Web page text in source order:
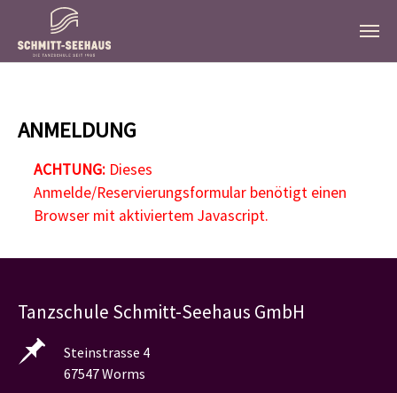
ANMELDUNG
ACHTUNG:Dieses
Anmelde/Reservierungsformular benötigt einen
Browser mit aktiviertem Javascript.
Tanzschule Schmitt-Seehaus GmbH
Steinstrasse 4
67547 Worms